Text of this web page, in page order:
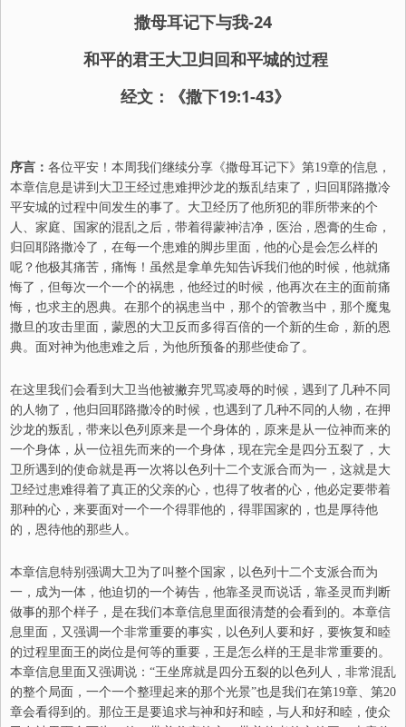
撒母耳记下与我-24
和平的君王大卫归回和平城的过程
经文：《撒下19:1-43》
序言： 各位平安！本周我们继续分享《撒母耳记下》第19章的信息，
本章信息是讲到大卫王经过患难押沙龙的叛乱结束了，归回耶路撒冷
平安城的过程中间发生的事了。大卫经历了他所犯的罪所带来的个
人、家庭、国家的混乱之后，带着得蒙神洁净，医治，恩膏的生命，
归回耶路撒冷了，在每一个患难的脚步里面，他的心是会怎么样的
呢？他极其痛苦，痛悔！虽然是拿单先知告诉我们他的时候，他就痛
悔了，但每次一个一个的祸患，他经过的时候，他再次在主的面前痛
悔，也求主的恩典。在那个的祸患当中，那个的管教当中，那个魔鬼
撒旦的攻击里面，蒙恩的大卫反而多得百倍的一个新的生命，新的恩
典。面对神为他患难之后，为他所预备的那些使命了。
在这里我们会看到大卫当他被撇弃咒骂凌辱的时候，遇到了几种不同
的人物了，他归回耶路撒冷的时候，也遇到了几种不同的人物，在押
沙龙的叛乱，带来以色列原来是一个身体的，原来是从一位神而来的
一个身体，从一位祖先而来的一个身体，现在完全是四分五裂了，大
卫所遇到的使命就是再一次将以色列十二个支派合而为一，这就是大
卫经过患难得着了真正的父亲的心，也得了牧者的心，他必定要带着
那种的心，来要面对一个一个得罪他的，得罪国家的，也是厚待他
的，恩待他的那些人。
本章信息特别强调大卫为了叫整个国家，以色列十二个支派合而为
一，成为一体，他迫切的一个祷告，他靠圣灵而说话，靠圣灵而判断
做事的那个样子，是在我们本章信息里面很清楚的会看到的。本章信
息里面，又强调一个非常重要的事实，以色列人要和好，要恢复和睦
的过程里面王的岗位是何等的重要，王是怎么样的王是非常重要的。
本章信息里面又强调说：“王坐席就是四分五裂的以色列人，非常混乱
的整个局面，一个一个整理起来的那个光景”也是我们在第19章、第20
章会看得到的。那位王是要追求与神和好和睦，与人和好和睦，使众